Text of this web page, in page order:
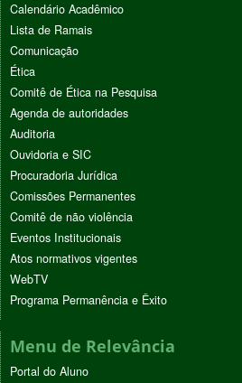
Calendário Acadêmico
Lista de Ramais
Comunicação
Ética
Comitê de Ética na Pesquisa
Agenda de autoridades
Auditoria
Ouvidoria e SIC
Procuradoria Jurídica
Comissões Permanentes
Comitê de não violência
Eventos Institucionais
Atos normativos vigentes
WebTV
Programa Permanência e Êxito
Menu de Relevância
Portal do Aluno